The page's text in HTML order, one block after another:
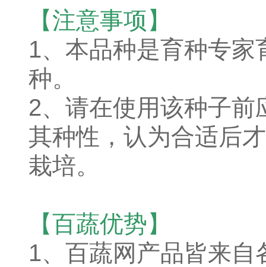
【注意事项】
1、本品种是育种专
种。
2、请在使用该种子
其种性，认为合适后
栽培。
【百蔬优势】
1、 百蔬网产品皆来自